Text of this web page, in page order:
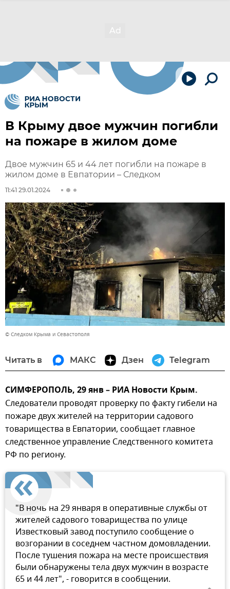
В Крыму двое мужчин погибли
на пожаре в жилом доме
Двое мужчин 65 и 44 лет погибли на пожаре в
жилом доме в Евпатории – Следком
11:41 29.01.2024
© Следком Крыма и Севастополя
Читать в МАКС Дзен Telegram
СИМФЕРОПОЛЬ, 29 янв – РИА Новости Крым.
Следователи проводят проверку по факту гибели на
пожаре двух жителей на территории садового
товарищества в Евпатории, сообщает главное
следственное управление Следственного комитета
РФ по региону.
"В ночь на 29 января в оперативные службы от
жителей садового товарищества по улице
Известковый завод поступило сообщение о
возгорании в соседнем частном домовладении.
После тушения пожара на месте происшествия
были обнаружены тела двух мужчин в возрасте
65 и 44 лет", - говорится в сообщении.